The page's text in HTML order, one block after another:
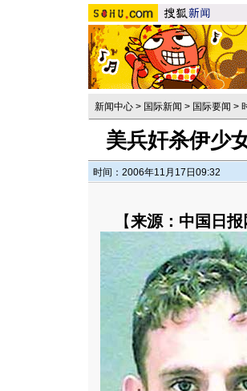
新闻中心 > 国际新闻 > 国际要闻 >
美兵奸杀伊少
时间：2006年11月17日09:32
【来源：中国日报